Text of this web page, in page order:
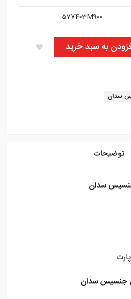
577403M900
سدان تعداد
به سبد خرید
سدان
توضیحات
سدان
جنسیس سدان